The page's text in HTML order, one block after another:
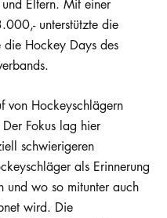
Eltern. Mit einer
unterstützte die
die Hockey Days des
von Hockeyschlägern
Fokus lag hier
schwierigeren
als Erinnerung
und wo so mitunter auch
wird. Die